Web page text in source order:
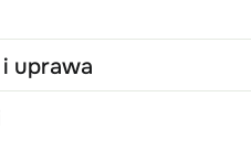
uprawa